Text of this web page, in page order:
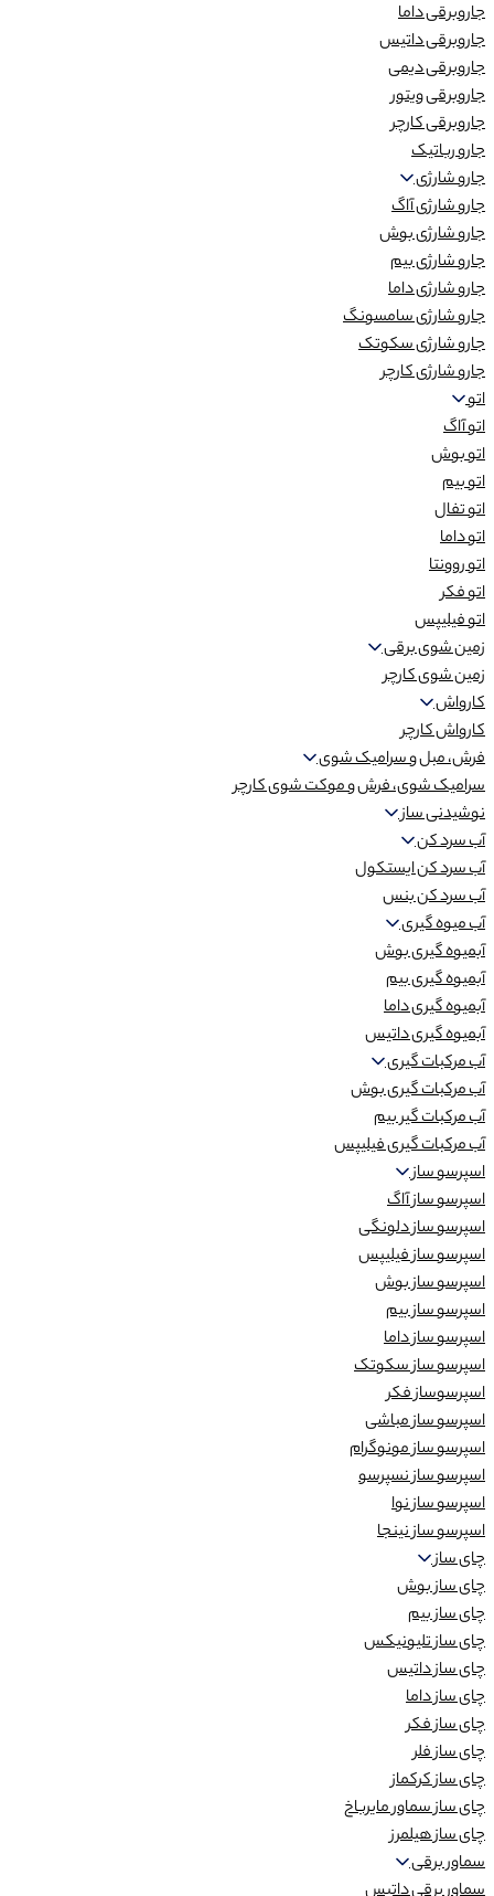
جاروبرقی داما
جاروبرقی داتیس
جاروبرقی دیمی
جاروبرقی ویتور
جاروبرقی کارچر
جارو رباتیک
جارو شارژی
جارو شارژی آاگ
جارو شارژی بوش
جارو شارژی بیم
جارو شارژی داما
جارو شارژی سامسونگ
جارو شارژی سکوتک
جارو شارژی کارچر
اتو
اتو آاگ
اتو بوش
اتو بیم
اتو تفال
اتو داما
اتو روونتا
اتو فکر
اتو فیلیپس
زمین شوی برقی
زمین شوی کارچر
کارواش
کارواش کارچر
فرش، مبل و سرامیک شوی
سرامیک شوی، فرش و موکت شوی کارچر
نوشیدنی ساز
آب سرد کن
آب سرد کن ایستکول
آب سرد کن بنس
آب میوه گیری
آبمیوه گیری بوش
آبمیوه گیری بیم
آبمیوه گیری داما
آبمیوه گیری داتیس
آب مرکبات گیری
آب مرکبات گیری بوش
آب مرکبات گیر بیم
آب مرکبات گیری فیلیپس
اسپرسو ساز
اسپرسو ساز آاگ
اسپرسو ساز دلونگی
اسپرسو ساز فیلیپس
اسپرسو ساز بوش
اسپرسو ساز بیم
اسپرسو ساز داما
اسپرسو ساز سکوتک
اسپرسوساز فکر
اسپرسو ساز مباشی
اسپرسو ساز مونوگرام
اسپرسو ساز نسپرسو
اسپرسو ساز نوا
اسپرسو ساز نینجا
چای ساز
چای ساز بوش
چای ساز بیم
چای ساز تلیونیکس
چای ساز داتیس
چای ساز داما
چای ساز فکر
چای ساز فلر
چای ساز کرکماز
چای ساز سماور مایرباخ
چای ساز هیلمرز
سماور برقی